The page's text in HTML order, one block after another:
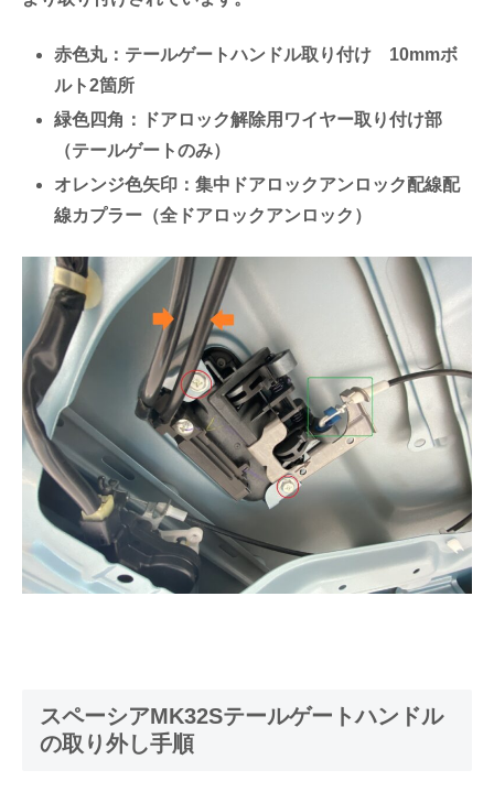
赤色丸：テールゲートハンドル取り付け 10mmボ
ルト2箇所
緑色四角：ドアロック解除用ワイヤー取り付け部
（テールゲートのみ）
オレンジ色矢印：集中ドアロックアンロック配線配
線カプラー（全ドアロックアンロック）
スペーシアMK32Sテールゲートハンドル
の取り外し手順